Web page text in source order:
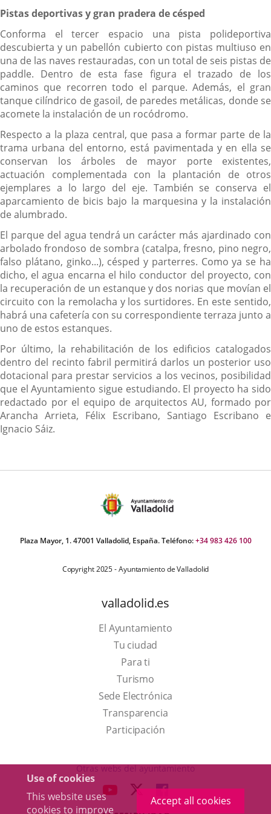
Use of cookies
This website uses
cookies to improve
Accept all cookies
Pistas deportivas y gran pradera de césped
Conforma el tercer espacio una pista polideportiva
descubierta y un pabellón cubierto con pistas multiuso en
una de las naves restauradas, con un total de seis pistas de
paddle. Dentro de esta fase figura el trazado de los
caminos que recorren todo el parque. Además, el gran
tanque cilíndrico de gasoil, de paredes metálicas, donde se
acomete la instalación de un rocódromo.
Respecto a la plaza central, que pasa a formar parte de la
trama urbana del entorno, está pavimentada y en ella se
conservan los árboles de mayor porte existentes,
actuación complementada con la plantación de otros
ejemplares a lo largo del eje. También se conserva el
aparcamiento de bicis bajo la marquesina y la instalación
de alumbrado.
El parque del agua tendrá un carácter más ajardinado con
arbolado frondoso de sombra (catalpa, fresno, pino negro,
falso plátano, ginko...), césped y parterres. Como ya se ha
dicho, el agua encarna el hilo conductor del proyecto, con
la recuperación de un estanque y dos norias que movían el
circuito con la remolacha y los surtidores. En este sentido,
habrá una cafetería con su correspondiente terraza junto a
uno de estos estanques.
Por último, la rehabilitación de los edificios catalogados
dentro del recinto fabril permitirá darlos un posterior uso
dotacional para prestar servicios a los vecinos, posibilidad
que el Ayuntamiento sigue estudiando. El proyecto ha sido
redactado por el equipo de arquitectos AU, formado por
Arancha Arrieta, Félix Escribano, Santiago Escribano e
Ignacio Sáiz.
Plaza Mayor, 1. 47001 Valladolid, España. Teléfono:+34 983 426 100
Copyright 2025 - Ayuntamiento de Valladolid
valladolid.es
El Ayuntamiento
Tu ciudad
Para ti
TurismoThis
link
will
open
a
up
Sede Electrónica
Transparencia
Participación
Otras webs del ayuntamiento
LINK LINK
TO
LINK
TO